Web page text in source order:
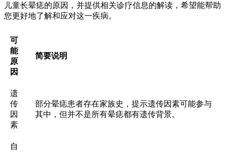
儿童长晕痣的原因，并提供相关诊疗信息的解读，希望能帮助
您更好地了解和应对这一疾病。
可
能
原
因
简要说明
遗
传
因
素
部分晕痣患者存在家族史，提示遗传因素可能参与
其中，但并不是所有晕痣都有遗传背景。
自